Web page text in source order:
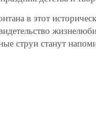
в этот
струи станут